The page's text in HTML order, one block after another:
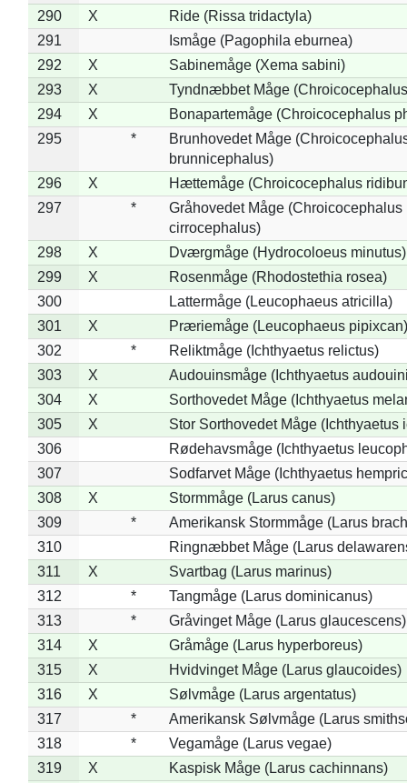
290
X
Ride (Rissa tridactyla)
291
Ismåge (Pagophila eburnea)
292
X
Sabinemåge (Xema sabini)
293
X
Tyndnæbbet Måge
294
X
Bonapartemåge (Chroicocephalus
295
*
Brunhovedet Måge
brunnicephalus)
296
X
Hættemåge (Chroicocephalus
297
*
Gråhovedet Måge (Chroicocephalus
cirrocephalus)
298
X
Dværgmåge (Hydrocoloeus minutus)
299
X
Rosenmåge (Rhodostethia rosea)
300
Lattermåge (Leucophaeus atricilla)
301
X
Præriemåge (Leucophaeus pipixcan)
302
*
Reliktmåge (Ichthyaetus relictus)
303
X
Audouinsmåge (Ichthyaetus
304
X
Sorthovedet Måge (Ichthyaetus
305
X
Stor Sorthovedet Måge (Ichthyaetus
306
Rødehavsmåge (Ichthyaetus
307
Sodfarvet Måge (Ichthyaetus
308
X
Stormmåge (Larus canus)
309
*
Amerikansk Stormmåge (Larus
310
Ringnæbbet Måge (Larus
311
X
Svartbag (Larus marinus)
312
*
Tangmåge (Larus dominicanus)
313
*
Gråvinget Måge (Larus glaucescens)
314
X
Gråmåge (Larus hyperboreus)
315
X
Hvidvinget Måge (Larus glaucoides)
316
X
Sølvmåge (Larus argentatus)
317
*
Amerikansk Sølvmåge (Larus
318
*
Vegamåge (Larus vegae)
319
X
Kaspisk Måge (Larus cachinnans)